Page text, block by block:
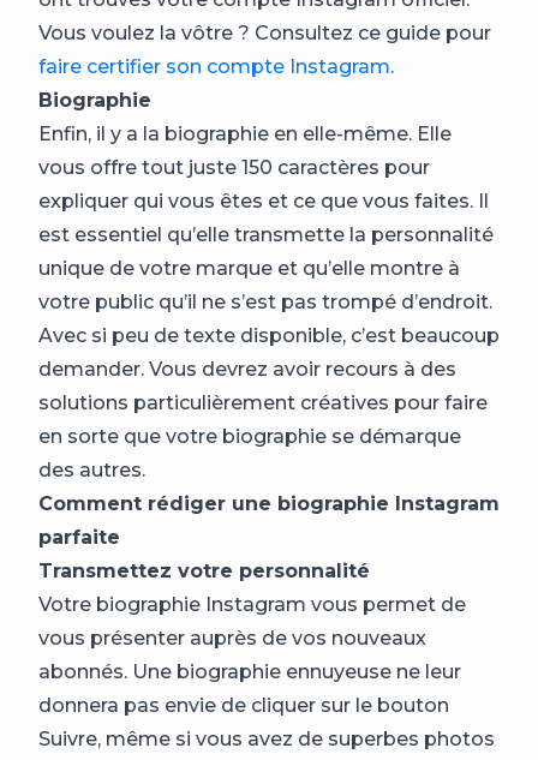
Vous voulez la vôtre ? Consultez ce guide pour
faire certifier son compte Instagram.
Biographie
Enfin, il y a la biographie en elle-même. Elle
vous offre tout juste 150 caractères pour
expliquer qui vous êtes et ce que vous faites. Il
est essentiel qu’elle transmette la personnalité
unique de votre marque et qu’elle montre à
votre public qu’il ne s’est pas trompé d’endroit.
Avec si peu de texte disponible, c’est beaucoup
demander. Vous devrez avoir recours à des
solutions particulièrement créatives pour faire
en sorte que votre biographie se démarque
des autres.
Comment rédiger une biographie Instagram
parfaite
Transmettez votre personnalité
Votre biographie Instagram vous permet de
vous présenter auprès de vos nouveaux
abonnés. Une biographie ennuyeuse ne leur
donnera pas envie de cliquer sur le bouton
Suivre, même si vous avez de superbes photos